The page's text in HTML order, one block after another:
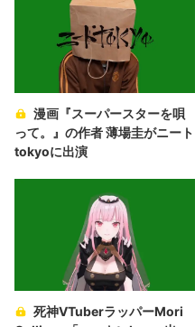
漫画『スーパースターを唄
って。』の作者 薄場圭がニート
tokyoに出演
死神VTuberラッパーMori